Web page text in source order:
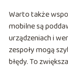
Warto także
mobilne są
urządzeniach i
zespoły mogą
błędy. To